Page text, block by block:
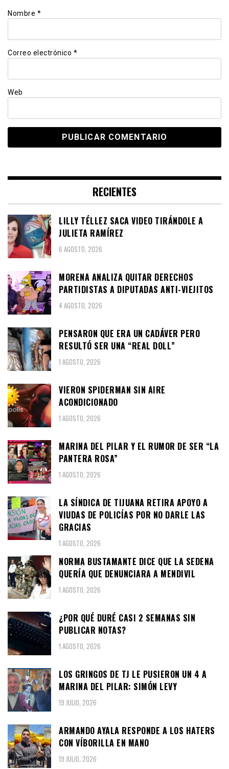
Nombre *
Correo electrónico *
Web
RECIENTES
LILLY TÉLLEZ SACA VIDEO TIRÁNDOLE A
JULIETA RAMÍREZ
6 AGOSTO, 2026
MORENA ANALIZA QUITAR DERECHOS
PARTIDISTAS A DIPUTADAS ANTI-VIEJITOS
4 AGOSTO, 2026
PENSARON QUE ERA UN CADÁVER PERO
RESULTÓ SER UNA “REAL DOLL”
1 AGOSTO, 2026
VIERON SPIDERMAN SIN AIRE
ACONDICIONADO
1 AGOSTO, 2026
MARINA DEL PILAR Y EL RUMOR DE SER “LA
PANTERA ROSA”
1 AGOSTO, 2026
LA SÍNDICA DE TIJUANA RETIRA APOYO A
VIUDAS DE POLICÍAS POR NO DARLE LAS
GRACIAS
1 AGOSTO, 2026
NORMA BUSTAMANTE DICE QUE LA SEDENA
QUERÍA QUE DENUNCIARA A MENDIVIL
1 AGOSTO, 2026
¿POR QUÉ DURÉ CASI 2 SEMANAS SIN
PUBLICAR NOTAS?
1 AGOSTO, 2026
LOS GRINGOS DE TJ LE PUSIERON UN 4 A
MARINA DEL PILAR: SIMÓN LEVY
19 JULIO, 2026
ARMANDO AYALA RESPONDE A LOS HATERS
CON VÍBORILLA EN MANO
19 JULIO, 2026